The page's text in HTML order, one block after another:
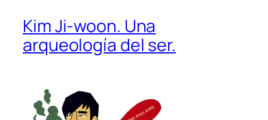
Kim Ji-woon. Una
arqueología del ser.